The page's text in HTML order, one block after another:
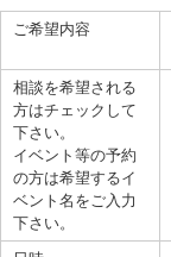
ご希望内容
相談を希望される
方はチェックして
下さい。
イベント等の予約
の方は希望するイ
ベント名をご入力
下さい。